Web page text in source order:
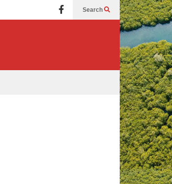
Search